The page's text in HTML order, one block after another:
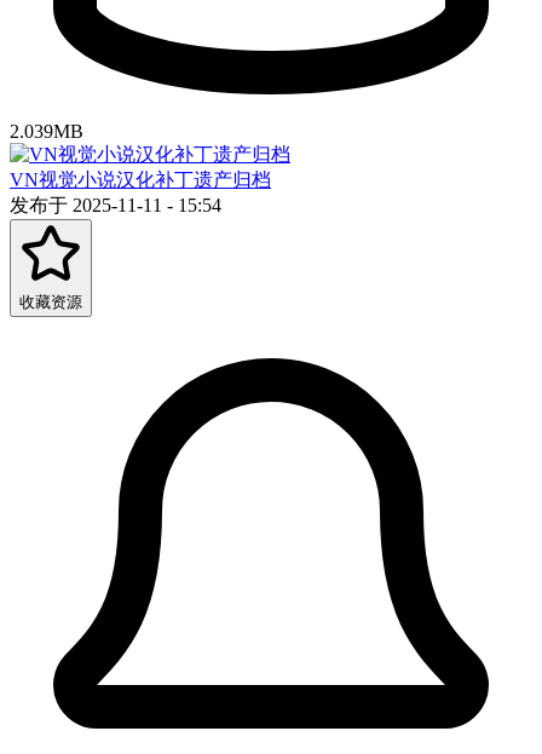
2.039MB
VN视觉小说汉化补丁遗产归档
发布于 2025-11-11 - 15:54
收藏资源